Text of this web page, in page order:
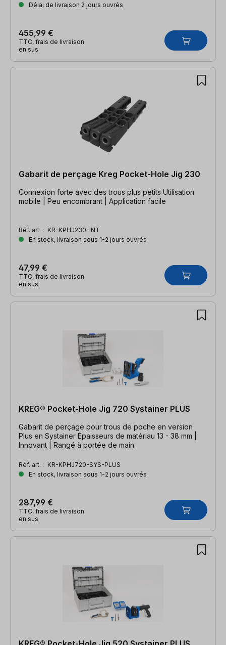
Délai de livraison 2 jours ouvrés
455,99 €
TTC, frais de livraison
en sus
Gabarit de perçage Kreg Pocket-Hole Jig 230
Connexion forte avec des trous plus petits Utilisation
mobile | Peu encombrant | Application facile
Réf. art. : KR-KPHJ230-INT
En stock, livraison sous 1-2 jours ouvrés
47,99 €
TTC, frais de livraison
en sus
KREG® Pocket-Hole Jig 720 Systainer PLUS
Gabarit de perçage pour trous de poche en version
Plus en Systainer Épaisseurs de matériau 13 - 38 mm |
Innovant | Rangé à portée de main
Réf. art. : KR-KPHJ720-SYS-PLUS
En stock, livraison sous 1-2 jours ouvrés
287,99 €
TTC, frais de livraison
en sus